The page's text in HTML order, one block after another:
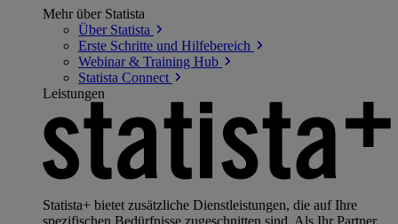
Mehr über Statista
Über Statista
Erste Schritte und Hilfebereich
Webinar & Training Hub
Statista Connect
Leistungen
Statista+ bietet zusätzliche Dienstleistungen, die auf Ihre
spezifischen Bedürfnisse zugeschnitten sind. Als Ihr Partner